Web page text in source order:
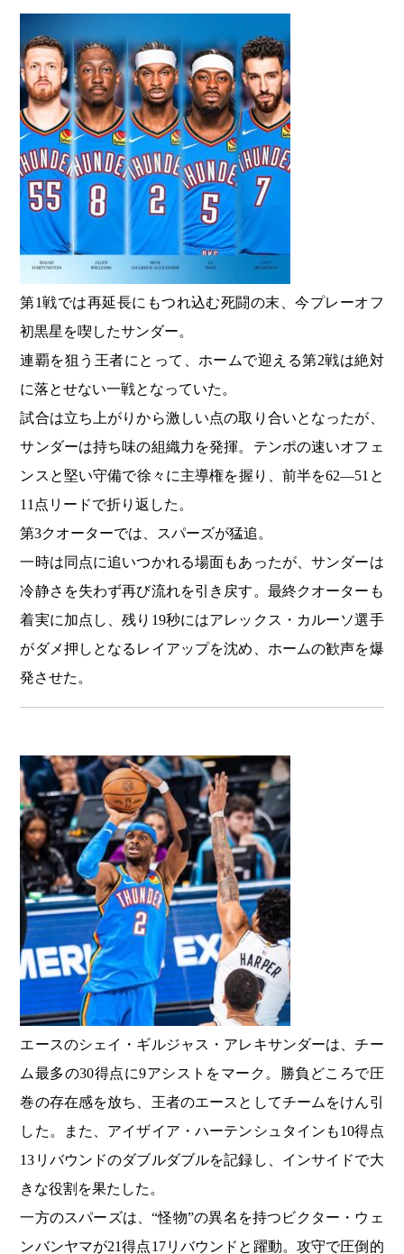
第1戦では再延長にもつれ込む死闘の末、今プレーオフ
初黒星を喫したサンダー。
連覇を狙う王者にとって、ホームで迎える第2戦は絶対
に落とせない一戦となっていた。
試合は立ち上がりから激しい点の取り合いとなったが、
サンダーは持ち味の組織力を発揮。テンポの速いオフェ
ンスと堅い守備で徐々に主導権を握り、前半を62―51と
11点リードで折り返した。
第3クオーターでは、スパーズが猛追。
一時は同点に追いつかれる場面もあったが、サンダーは
冷静さを失わず再び流れを引き戻す。最終クオーターも
着実に加点し、残り19秒にはアレックス・カルーソ選手
がダメ押しとなるレイアップを沈め、ホームの歓声を爆
発させた。
エースのシェイ・ギルジャス・アレキサンダーは、チー
ム最多の30得点に9アシストをマーク。勝負どころで圧
巻の存在感を放ち、王者のエースとしてチームをけん引
した。また、アイザイア・ハーテンシュタインも10得点
13リバウンドのダブルダブルを記録し、インサイドで大
きな役割を果たした。
一方のスパーズは、“怪物”の異名を持つビクター・ウェ
ンバンヤマが21得点17リバウンドと躍動。攻守で圧倒的